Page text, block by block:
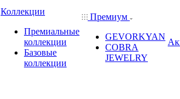
Коллекции
Премиальные
коллекции
Базовые
коллекции
Премиум
GEVORKYAN
COBRA
JEWELRY